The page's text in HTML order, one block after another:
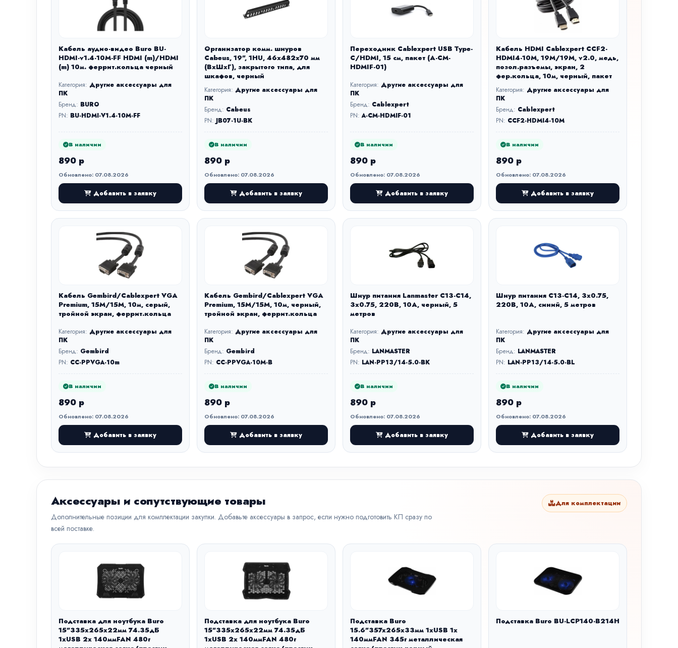
Кабель аудио-видео Buro BU-
HDMI-v1.4-10M-FF HDMI (m)/HDMI
(m) 10м. феррит.кольца черный
Категория: Другие аксессуары для
ПК
Бренд: BURO
PN: BU-HDMI-V1.4-10M-FF
В наличии
890 р
Обновлено: 07.08.2026
Добавить в заявку
Организатор комм. шнуров
Cabeus, 19", 1HU, 46х482х70 мм
(ВхШхГ), закрытого типа, для
шкафов, черный
Категория: Другие аксессуары для
ПК
Бренд: Cabeus
PN:JB07-1U-BK
В наличии
890 р
Обновлено: 07.08.2026
Добавить в заявку
Переходник Cablexpert USB Type-
C/HDMI, 15 см, пакет (A-CM-
HDMIF-01)
Категория: Другие аксессуары для
ПК
Бренд: Cablexpert
PN:A-CM-HDMIF-01
В наличии
890 р
Обновлено: 07.08.2026
Добавить в заявку
Кабель HDMI Cablexpert CCF2-
HDMI4-10M, 19M/19M, v2.0, медь,
позол.разъемы, экран, 2
фер.кольца, 10м, черный, пакет
Категория: Другие аксессуары для
ПК
Бренд: Cablexpert
PN: CCF2-HDMI4-10M
В наличии
890 р
Обновлено: 07.08.2026
Добавить в заявку
Кабель Gembird/Cablexpert VGA
Premium, 15M/15M, 10м, серый,
тройной экран, феррит.кольца
Категория: Другие аксессуары для
ПК
Бренд: Gembird
PN: CC-PPVGA-10m
В наличии
890 р
Обновлено: 07.08.2026
Добавить в заявку
Кабель Gembird/Cablexpert VGA
Premium, 15M/15M, 10м, черный,
тройной экран, феррит.кольца
Категория: Другие аксессуары для
ПК
Бренд: Gembird
PN: CC-PPVGA-10M-B
В наличии
890 р
Обновлено: 07.08.2026
Добавить в заявку
Шнур питания Lanmaster C13-C14,
3х0.75, 220В, 10А, черный, 5
метров
Категория: Другие аксессуары для
ПК
Бренд: LANMASTER
PN: LAN-PP13/14-5.0-BK
В наличии
890 р
Обновлено: 07.08.2026
Добавить в заявку
Шнур питания C13-C14, 3х0.75,
220В, 10А, синий, 5 метров
Категория: Другие аксессуары для
ПК
Бренд: LANMASTER
PN: LAN-PP13/14-5.0-BL
В наличии
890 р
Обновлено: 07.08.2026
Добавить в заявку
Аксессуары и сопутствующие товары
Дополнительные позиции для комплектации закупки. Добавьте аксессуары в запрос, если нужно подготовить КП сразу по
всей поставке.
Для комплектации
Подставка для ноутбука Buro
15"335x265x22мм 74.35дБ
1xUSB 2x 140ммFAN 480г
Подставка для ноутбука Buro
15"335x265x22мм 74.35дБ
1xUSB 2x 140ммFAN 480г
Подставка Buro
15.6"357x265x33мм 1xUSB 1x
140ммFAN 345г металлическая
Подставка Buro BU-LCP140-B214H